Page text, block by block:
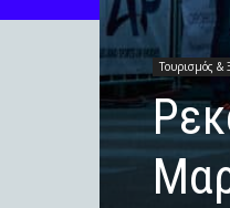
Τουρισμός &